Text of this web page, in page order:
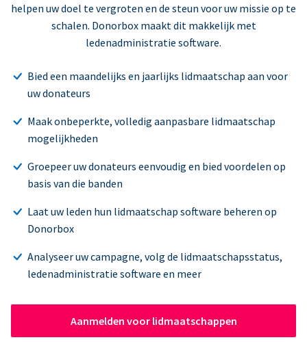
helpen uw doel te vergroten en de steun voor uw missie op te
schalen. Donorbox maakt dit makkelijk met
ledenadministratie software.
Bied een maandelijks en jaarlijks lidmaatschap aan voor
uw donateurs
Maak onbeperkte, volledig aanpasbare lidmaatschap
mogelijkheden
Groepeer uw donateurs eenvoudig en bied voordelen op
basis van die banden
Laat uw leden hun lidmaatschap software beheren op
Donorbox
Analyseer uw campagne, volg de lidmaatschapsstatus,
ledenadministratie software en meer
Aanmelden voor lidmaatschappen